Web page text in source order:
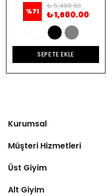
%71
₺ 5,499.90
₺ 1,600.00
SEPETE EKLE
Kurumsal
Müşteri Hizmetleri
Üst Giyim
Alt Giyim